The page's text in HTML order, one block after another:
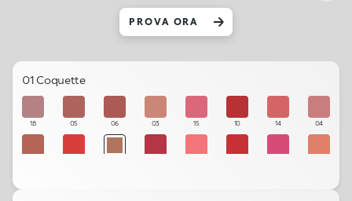
PROVA ORA
01 Coquette
18 05 06 03 15 10 14 04